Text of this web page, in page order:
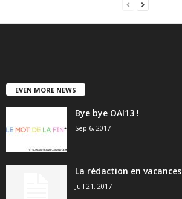
EVEN MORE NEWS
Bye bye OAI13 !
Sep 6, 2017
La rédaction en vacances
Juil 21, 2017